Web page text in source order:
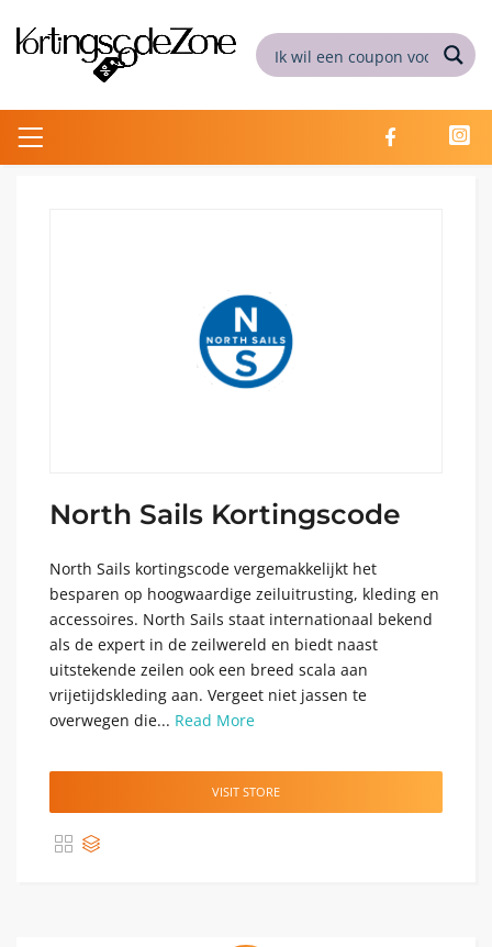
North Sails Kortingscode
North Sails kortingscode vergemakkelijkt het
besparen op hoogwaardige zeiluitrusting, kleding en
accessoires. North Sails staat internationaal bekend
als de expert in de zeilwereld en biedt naast
uitstekende zeilen ook een breed scala aan
vrijetijdskleding aan. Vergeet niet jassen te
overwegen die... Read More
VISIT STORE